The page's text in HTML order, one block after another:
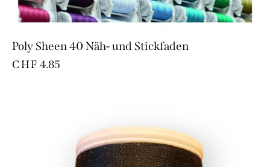
Poly Sheen 40 Näh- und Stickfaden
CHF 4.85